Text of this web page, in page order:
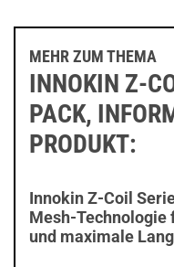
MEHR ZUM THEMA
INNOKIN Z-
PACK,
PRODUKT:
Innokin Z-Coil
Mesh-Technologie
und maximale